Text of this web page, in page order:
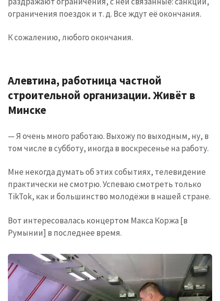
ограничения поездок и т. д. Все ждут её окончания.
К сожалению, любого окончания.
Алевтина, работница частной
строительной организации. Живёт в
Минске
— Я очень много работаю. Выхожу по выходным, ну, в
том числе в субботу, иногда в воскресенье на работу.
Мне некогда думать об этих событиях, телевидение
практически не смотрю. Успеваю смотреть только
TikTok, как и большинство молодёжи в нашей стране.
Вот интересовалась концертом Макса Коржа [в
Румынии] в последнее время.